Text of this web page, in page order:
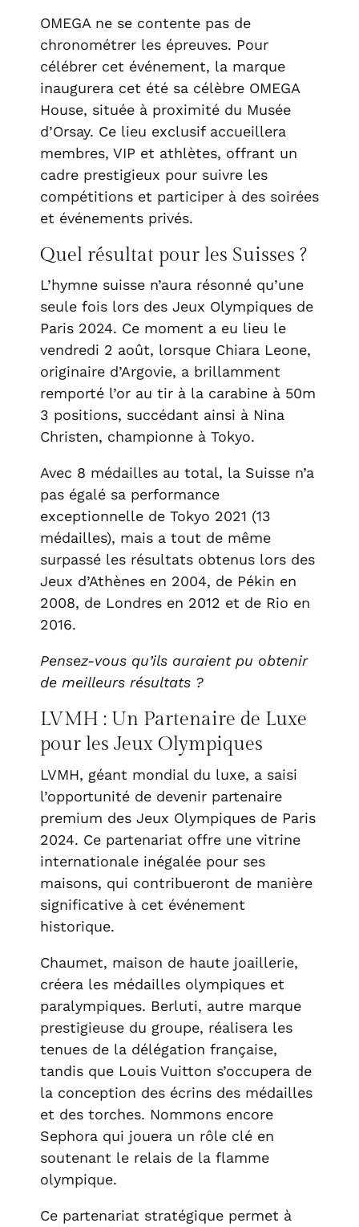
OMEGA ne se contente pas de
chronométrer les épreuves. Pour
célébrer cet événement, la marque
inaugurera cet été sa célèbre OMEGA
House, située à proximité du Musée
d’Orsay. Ce lieu exclusif accueillera
membres, VIP et athlètes, offrant un
cadre prestigieux pour suivre les
compétitions et participer à des soirées
et événements privés.
Quel résultat pour les Suisses ?
L’hymne suisse n’aura résonné qu’une
seule fois lors des Jeux Olympiques de
Paris 2024. Ce moment a eu lieu le
vendredi 2 août, lorsque Chiara Leone,
originaire d’Argovie, a brillamment
remporté l’or au tir à la carabine à 50m
3 positions, succédant ainsi à Nina
Christen, championne à Tokyo.
Avec 8 médailles au total, la Suisse n’a
pas égalé sa performance
exceptionnelle de Tokyo 2021 (13
médailles), mais a tout de même
surpassé les résultats obtenus lors des
Jeux d’Athènes en 2004, de Pékin en
2008, de Londres en 2012 et de Rio en
2016.
Pensez-vous qu’ils auraient pu obtenir
de meilleurs résultats ?
LVMH : Un Partenaire de Luxe
pour les Jeux Olympiques
LVMH, géant mondial du luxe, a saisi
l’opportunité de devenir partenaire
premium des Jeux Olympiques de Paris
2024. Ce partenariat offre une vitrine
internationale inégalée pour ses
maisons, qui contribueront de manière
significative à cet événement
historique.
Chaumet, maison de haute joaillerie,
créera les médailles olympiques et
paralympiques. Berluti, autre marque
prestigieuse du groupe, réalisera les
tenues de la délégation française,
tandis que Louis Vuitton s’occupera de
la conception des écrins des médailles
et des torches. Nommons encore
Sephora qui jouera un rôle clé en
soutenant le relais de la flamme
olympique.
Ce partenariat stratégique permet à